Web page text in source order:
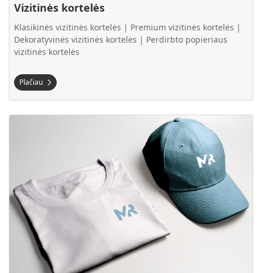
Vizitinės kortelės
Klasikinės vizitinės kortelės | Premium vizitinės kortelės |
Dekoratyvinės vizitinės kortelės | Perdirbto popieriaus
vizitinės kortelės
Plačiau